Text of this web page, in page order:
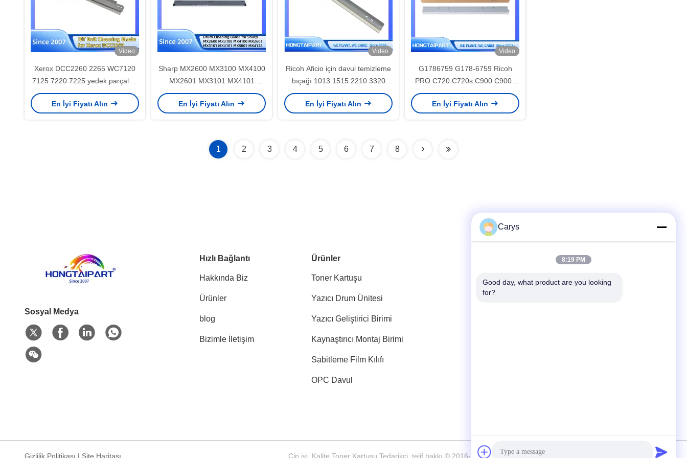
Video
Xerox DCC2260 2265 WC7120
7125 7220 7225 yedek parçaları
için IBT kemer temizleme bıçağı
HONGTAIPART
En İyi Fiyatı Alın
Sharp MX2600 MX3100 MX4100
MX2601 MX3101 MX4101
MX5001 MX4128 4111 4112
4110 5110 5128 4148 5148
En İyi Fiyatı Alın
Video
Ricoh Aficio için davul temizleme
bıçağı 1013 1515 2210 3320
4410 4420 4430 MP 161 162
171 201
En İyi Fiyatı Alın
Video
G1786759 G178-6759 Ricoh
PRO C720 C720s C900 C900s
için transfer rulo temizlik bıçağı
En İyi Fiyatı Alın
1 2 3 4 5 6 7 8
Sosyal Medya
Hızlı Bağlantı
Hakkında Biz
Ürünler
blog
Bizimle İletişim
Ürünler
Toner Kartuşu
Yazıcı Drum Ünitesi
Yazıcı Geliştirici Birimi
Kaynaştırıcı Montaj Birimi
Sabitleme Film Kılıfı
OPC Davul
tel
Gizlilik Politikası | Site Haritası Çin iyi. Kalite Toner Kartuşu Tedarikçi. telif hakkı © 2016-2026 HongTai Office Accessories Ltd . Tüm Hakları saklıdır.
Carys
8:19 PM
Good day, what product are you looking
for?